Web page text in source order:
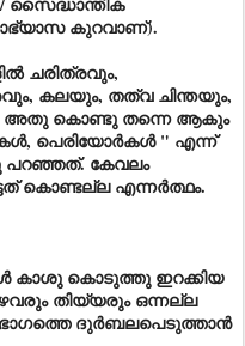
കുറവാണ്).
ചരിത്രവും,
കലയും, തത്വ ചിന്തയും,
അതു കൊണ്ടു തന്നെ ആകും
പെരിയോർകൾ " എന്ന്
കേവലം
കൊണ്ടല്ല എന്നർത്ഥം.
കാശു കൊടുത്തു ഇറക്കിയ
തിയ്യരും ഒന്നല്ല
ദുർബലപെടുത്താൻ